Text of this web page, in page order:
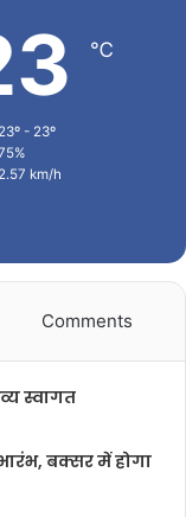
℃
23º - 23º
2.57 km/h
Comments
स्वागत
बक्सर में होगा